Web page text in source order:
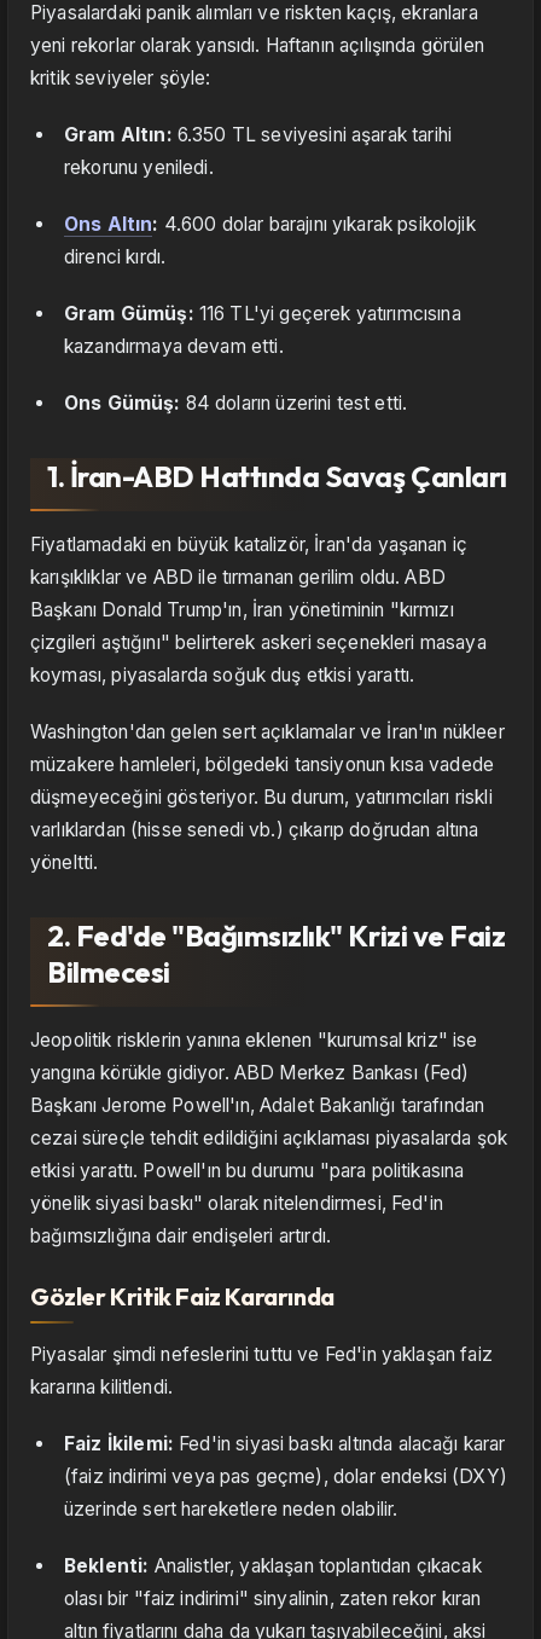
Piyasalardaki panik alımları ve riskten kaçış, ekranlara
yeni rekorlar olarak yansıdı. Haftanın açılışında görülen
kritik seviyeler şöyle:
Gram Altın: 6.350 TL seviyesini aşarak tarihi
rekorunu yeniledi.
Ons Altın: 4.600 dolar barajını yıkarak psikolojik
direnci kırdı.
Gram Gümüş: 116 TL'yi geçerek yatırımcısına
kazandırmaya devam etti.
Ons Gümüş: 84 doların üzerini test etti.
1. İran-ABD Hattında Savaş Çanları
Fiyatlamadaki en büyük katalizör, İran'da yaşanan iç
karışıklıklar ve ABD ile tırmanan gerilim oldu. ABD
Başkanı Donald Trump'ın, İran yönetiminin "kırmızı
çizgileri aştığını" belirterek askeri seçenekleri masaya
koyması, piyasalarda soğuk duş etkisi yarattı.
Washington'dan gelen sert açıklamalar ve İran'ın nükleer
müzakere hamleleri, bölgedeki tansiyonun kısa vadede
düşmeyeceğini gösteriyor. Bu durum, yatırımcıları riskli
varlıklardan (hisse senedi vb.) çıkarıp doğrudan altına
yöneltti.
2. Fed'de "Bağımsızlık" Krizi ve Faiz
Bilmecesi
Jeopolitik risklerin yanına eklenen "kurumsal kriz" ise
yangına körükle gidiyor. ABD Merkez Bankası (Fed)
Başkanı Jerome Powell'ın, Adalet Bakanlığı tarafından
cezai süreçle tehdit edildiğini açıklaması piyasalarda şok
etkisi yarattı. Powell'ın bu durumu "para politikasına
yönelik siyasi baskı" olarak nitelendirmesi, Fed'in
bağımsızlığına dair endişeleri artırdı.
Gözler Kritik Faiz Kararında
Piyasalar şimdi nefeslerini tuttu ve Fed'in yaklaşan faiz
kararına kilitlendi.
Faiz İkilemi: Fed'in siyasi baskı altında alacağı karar
(faiz indirimi veya pas geçme), dolar endeksi (DXY)
üzerinde sert hareketlere neden olabilir.
Beklenti: Analistler, yaklaşan toplantıdan çıkacak
olası bir "faiz indirimi" sinyalinin, zaten rekor kıran
altın fiyatlarını daha da yukarı taşıyabileceğini, aksi